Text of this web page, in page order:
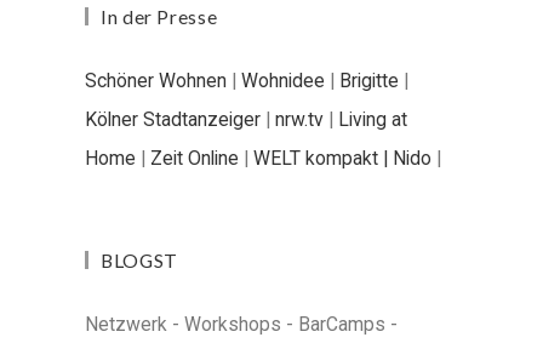
In der Presse
Schöner Wohnen | Wohnidee | Brigitte |
Kölner Stadtanzeiger | nrw.tv | Living at
Home | Zeit Online | WELT kompakt | Nido |
BLOGST
Netzwerk - Workshops - BarCamps -